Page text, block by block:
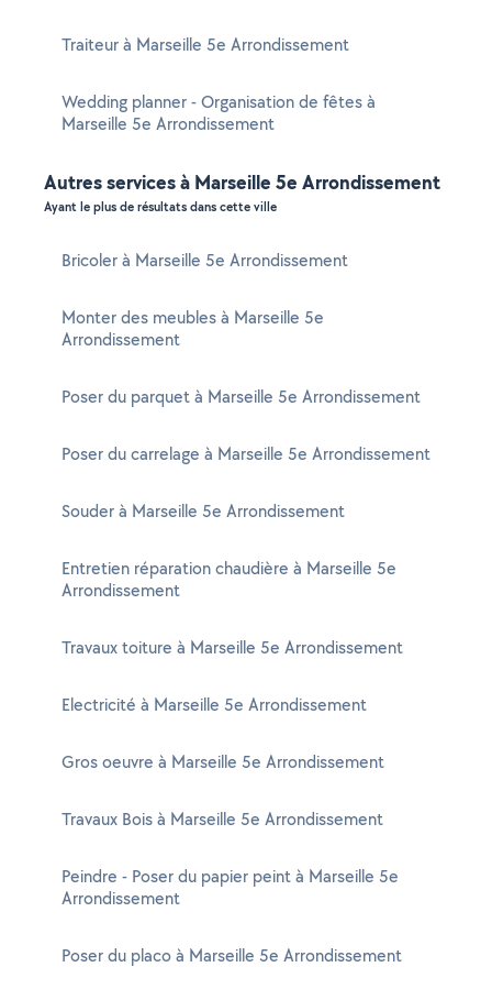
Traiteur à Marseille 5e Arrondissement
Wedding planner - Organisation de fêtes à
Marseille 5e Arrondissement
Autres services à Marseille 5e Arrondissement
Ayant le plus de résultats dans cette ville
Bricoler à Marseille 5e Arrondissement
Monter des meubles à Marseille 5e
Arrondissement
Poser du parquet à Marseille 5e Arrondissement
Poser du carrelage à Marseille 5e Arrondissement
Souder à Marseille 5e Arrondissement
Entretien réparation chaudière à Marseille 5e
Arrondissement
Travaux toiture à Marseille 5e Arrondissement
Electricité à Marseille 5e Arrondissement
Gros oeuvre à Marseille 5e Arrondissement
Travaux Bois à Marseille 5e Arrondissement
Peindre - Poser du papier peint à Marseille 5e
Arrondissement
Poser du placo à Marseille 5e Arrondissement